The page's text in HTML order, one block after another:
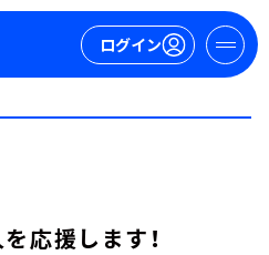
ログイン
応援します！